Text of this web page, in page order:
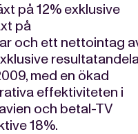
på 12% exklusive
på
och ett nettointag
med en ökad
effektiviteten i
och betal-TV
18%.